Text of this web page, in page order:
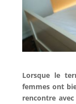
Lorsque le
femmes ont
rencontre